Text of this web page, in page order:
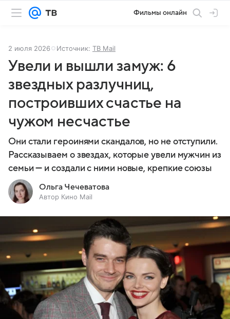
Фильмы онлайн
2 июля 2026 Источник: ТВ Mail
Увели и вышли замуж: 6
звездных разлучниц,
построивших счастье на
чужом несчастье
Они стали героинями скандалов, но не отступили.
Рассказываем о звездах, которые увели мужчин из
семьи — и создали с ними новые, крепкие союзы
Ольга Чечеватова
Автор Кино Mail